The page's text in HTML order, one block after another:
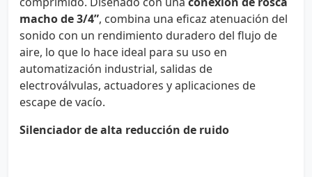
macho de 3/4”, combina una eficaz atenuación del
sonido con un rendimiento duradero del flujo de
aire, lo que lo hace ideal para su uso en
automatización industrial, salidas de
electroválvulas, actuadores y aplicaciones de
escape de vacío.
Silenciador de alta reducción de ruido